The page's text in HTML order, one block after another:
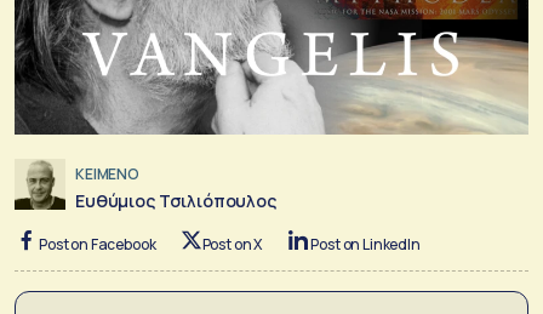
ΚΕΙΜΕΝΟ
Ευθύμιος Τσιλιόπουλος
Post on Facebook Post on X Post on LinkedIn